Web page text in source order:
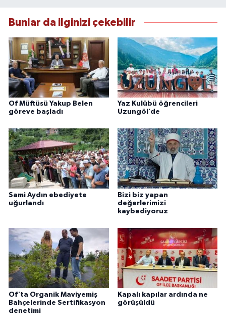
Bunlar da ilginizi çekebilir
Of Müftüsü Yakup Belen
göreve başladı
Yaz Kulübü öğrencileri
Uzungöl’de
Sami Aydın ebediyete
uğurlandı
Bizi biz yapan
değerlerimizi
kaybediyoruz
Of'ta Organik Maviyemiş
Bahçelerinde Sertifikasyon
denetimi
Kapalı kapılar ardında ne
görüşüldü